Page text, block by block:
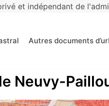
et indépendant de
Autres documents
Neuvy-